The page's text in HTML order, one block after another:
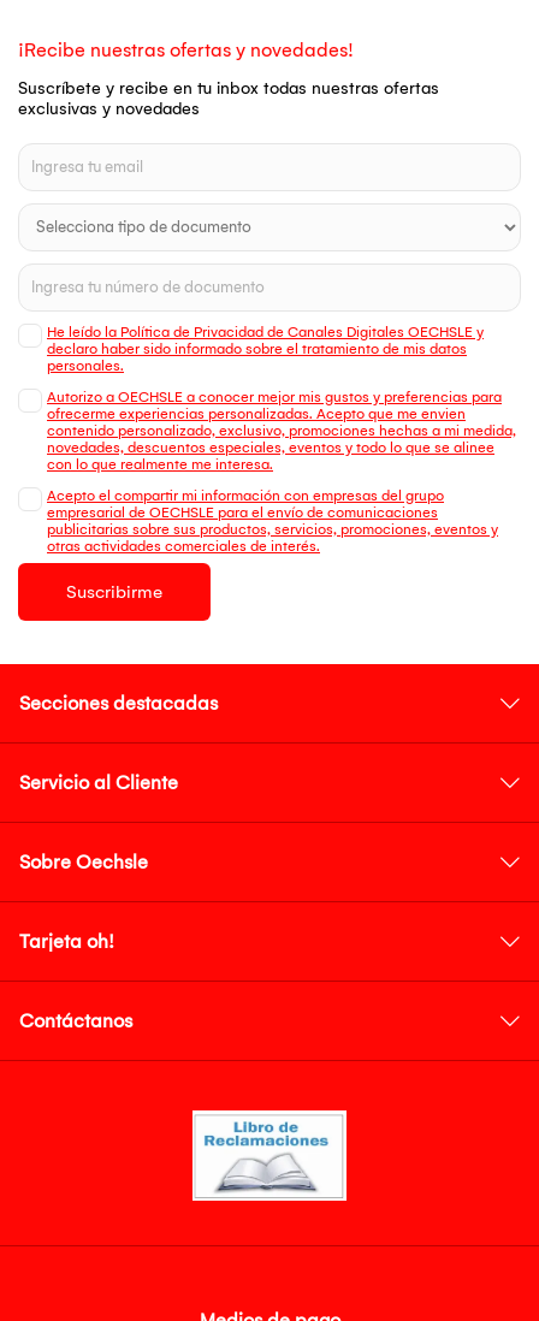
¡Recibe nuestras ofertas y novedades!
Suscríbete y recibe en tu inbox todas nuestras ofertas
exclusivas y novedades
He leído la Política de Privacidad de Canales Digitales OECHSLE y
declaro haber sido informado sobre el tratamiento de mis datos
personales.
Autorizo a OECHSLE a conocer mejor mis gustos y preferencias para
ofrecerme experiencias personalizadas. Acepto que me envien
contenido personalizado, exclusivo, promociones hechas a mi medida,
novedades, descuentos especiales, eventos y todo lo que se alinee
con lo que realmente me interesa.
Acepto el compartir mi información con empresas del grupo
empresarial de OECHSLE para el envío de comunicaciones
publicitarias sobre sus productos, servicios, promociones, eventos y
otras actividades comerciales de interés.
Suscribirme
Secciones destacadas
Servicio al Cliente
Sobre Oechsle
Tarjeta oh!
Contáctanos